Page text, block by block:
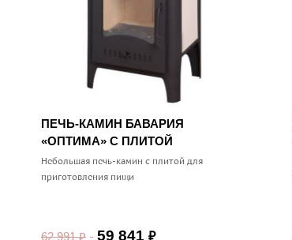
ПЕЧЬ-КАМИН БАВАРИЯ
«ОПТИМА» С ПЛИТОЙ
Небольшая печь-камин с плитой для
приготовления пищи
62 991₽ 59 841 ₽